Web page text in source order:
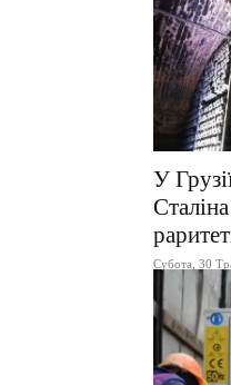
У
Субота, 30